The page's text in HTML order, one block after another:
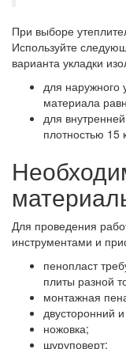
При выборе
Используйте
варианта укладки
для наружного
материала
для
плотностью 15
Для проведения
инструментами и
пенопласт
плиты разной
монтажная
двусторонний
ножовка;
шуруповерт;